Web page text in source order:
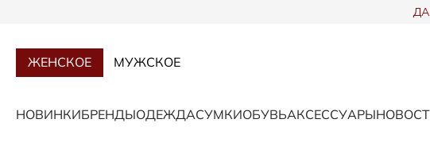
ЖЕНСКОЕ МУЖСКОЕ
НОВИНКИБРЕНДЫОДЕЖДАСУМКИОБУВЬАКСЕССУАРЫ